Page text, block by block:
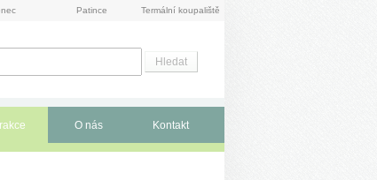
Patince Termální koupaliště
O nás Kontakt